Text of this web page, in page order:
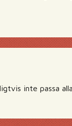
inte passa